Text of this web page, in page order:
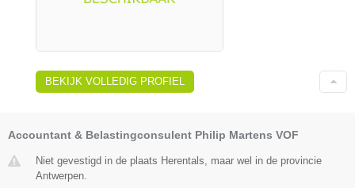
BEKIJK VOLLEDIG PROFIEL
Accountant & Belastingconsulent Philip Martens VOF
Niet gevestigd in de plaats Herentals, maar wel in de provincie
Antwerpen.